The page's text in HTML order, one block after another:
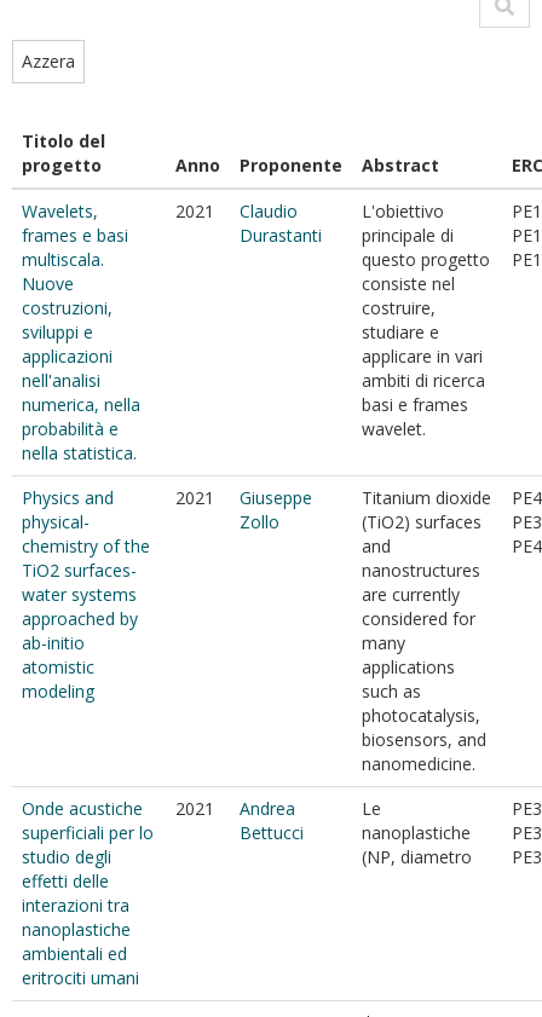
Azzera
Titolo del
progetto
Anno Proponente Abstract
ERC
Wavelets,
frames e basi
multiscala.
Nuove
costruzioni,
sviluppi e
applicazioni
nell'analisi
numerica, nella
probabilità e
nella statistica.
2021
Claudio
Durastanti
L'obiettivo
principale di
questo progetto
consiste nel
costruire,
studiare e
applicare in vari
ambiti di ricerca
basi e frames
wavelet.
Physics and
physical-
chemistry of the
TiO2 surfaces-
water systems
approached by
ab-initio
atomistic
modeling
2021
Giuseppe
Zollo
Titanium dioxide
(TiO2) surfaces
and
nanostructures
are currently
considered for
many
applications
such as
photocatalysis,
biosensors, and
nanomedicine.
Onde acustiche
superficiali per lo
studio degli
effetti delle
interazioni tra
nanoplastiche
ambientali ed
eritrociti umani
2021
Andrea
Bettucci
Le
nanoplastiche
(NP, diametro